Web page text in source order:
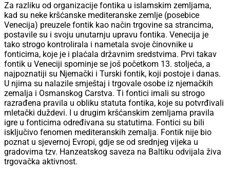
Za razliku od organizacije fontika u islamskim zemljama,
kad su neke kršćanske mediteranske zemlje (posebice
Venecija) preuzele fontik kao način trgovine sa strancima,
postavile su i svoju unutarnju upravu fontika. Venecija je
tako strogo kontrolirala i nametala svoje činovnike u
fonticima, koje je i plaćala državnim sredstvima. Prvi takav
fontik u Veneciji spominje se još početkom 13. stoljeća, a
najpoznatiji su Njemački i Turski fontik, koji postoje i danas.
U njima su nalazile smještaj i trgovale osobe iz njemačkih
zemalja i Osmanskog Carstva. Ti fontici imali su strogo
razrađena pravila u obliku statuta fontika, koje su potvrđivali
mletački duždevi. I u drugim kršćanskim zemljama pravila
igre u fonticima određivana su statutima. Fontici su bili
isključivo fenomen mediteranskih zemalja. Fontik nije bio
poznat u sjevernoj Evropi, gdje se od srednjeg vijeka u
gradovima tzv. Hanzeatskog saveza na Baltiku odvijala živa
trgovačka aktivnost.